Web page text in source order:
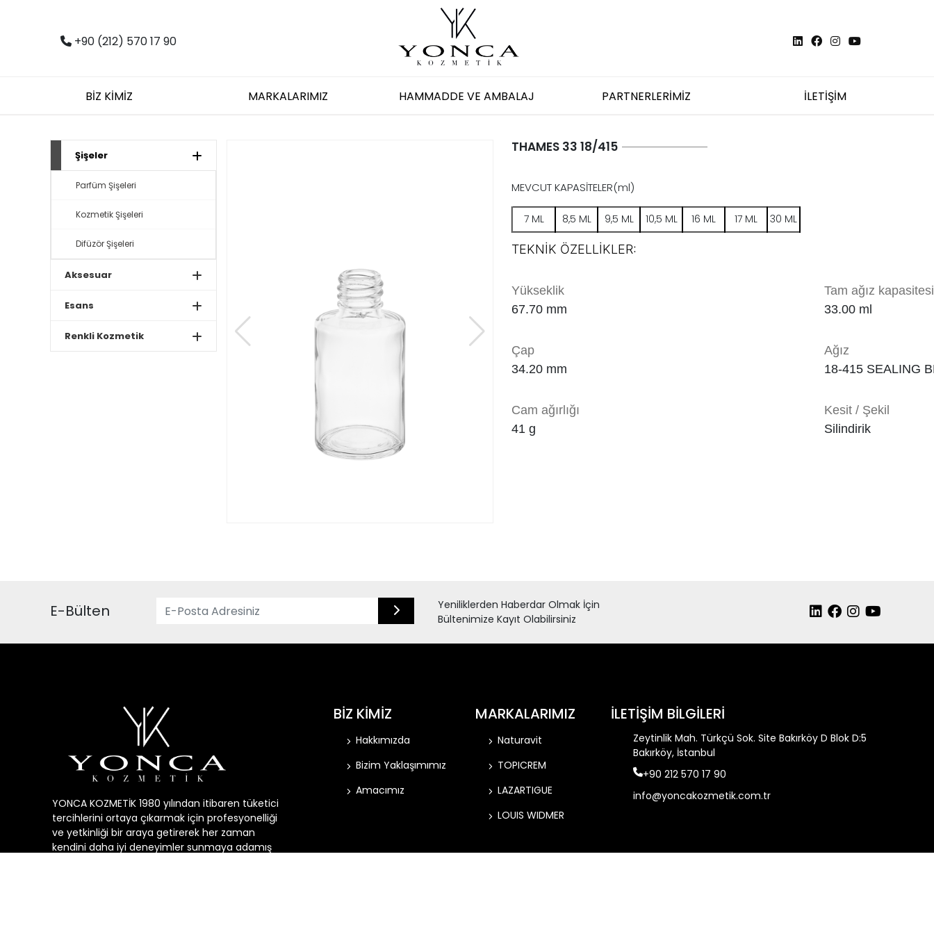
+90 (212) 570 17 90
BİZ KİMİZ MARKALARIMIZ HAMMADDE VE AMBALAJ PARTNERLERİMİZ İLETİŞİM
Şişeler
Parfüm Şişeleri
Kozmetik Şişeleri
Difüzör Şişeleri
Aksesuar
Esans
Renkli Kozmetik
THAMES 33 18/415
MEVCUT KAPASİTELER(ml)
7 ML 8,5 ML 9,5 ML 10,5 ML 16 ML 17 ML 30 ML
TEKNİK ÖZELLİKLER:
Yükseklik
67.70 mm
Tam ağız kapasitesi
33.00 ml
Çap
34.20 mm
Ağız
18-415 SEALING
Cam ağırlığı
41 g
Kesit / Şekil
Silindirik
E-Bülten
Yeniliklerden Haberdar Olmak İçin
Bültenimize Kayıt Olabilirsiniz
YONCA KOZMETİK 1980 yılından itibaren tüketici
tercihlerini ortaya çıkarmak için profesyonelliği
ve yetkinliği bir araya getirerek her zaman
kendini daha iyi deneyimler sunmaya adamış
BİZ KİMİZ
Hakkımızda
Bizim Yaklaşımımız
Amacımız
MARKALARIMIZ
Naturavit
TOPICREM
LAZARTIGUE
LOUIS WIDMER
İLETİŞİM BİLGİLERİ
Zeytinlik Mah. Türkçü Sok. Site Bakırköy D Blok D:5
Bakırköy, İstanbul
+90 212 570 17 90
info@yoncakozmetik.com.tr